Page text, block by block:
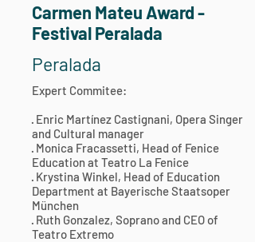
Carmen Mateu Award -
Festival Peralada
Peralada
Expert Commitee:
· Enric Martínez Castignani, Opera Singer
and Cultural manager
· Monica Fracassetti, Head of Fenice
Education at Teatro La Fenice
· Krystina Winkel, Head of Education
Department at Bayerische Staatsoper
München
· Ruth Gonzalez, Soprano and CEO of
Teatro Extremo